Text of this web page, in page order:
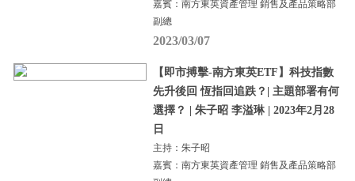
嘉賓：南方東英資產管理 銷售及產品策略部
副總
2023/03/07
【即市搏擊-南方東英ETF】科技指數
先升後回 恆指回追跌？| 主題部署有何
選擇？ | 朱子昭 李溢琳 | 2023年2月28
日
主持：朱子昭
嘉賓：南方東英資產管理 銷售及產品策略部